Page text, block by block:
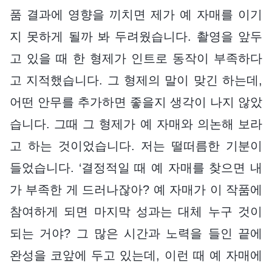
품 결과에 영향을 끼치면 제가 예 자매를 이기
지 못하게 될까 봐 두려웠습니다. 촬영을 앞두
고 있을 때 한 형제가 인트로 동작이 부족하다
고 지적했습니다. 그 형제의 말이 맞긴 하는데,
어떤 안무를 추가하면 좋을지 생각이 나지 않았
습니다. 그때 그 형제가 예 자매와 의논해 보라
고 하는 것이었습니다. 저는 떨떠름한 기분이
들었습니다. ‘결정적일 때 예 자매를 찾으면 내
가 부족한 게 드러나잖아? 예 자매가 이 작품에
참여하게 되면 마지막 성과는 대체 누구 것이
되는 거야? 그 많은 시간과 노력을 들인 끝에
완성을 코앞에 두고 있는데, 이런 때 예 자매에